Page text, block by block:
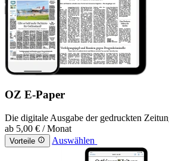
OZ E-Paper
Die digitale Ausgabe der gedruckten
ab 5,00 € / Monat
Vorteile Auswählen